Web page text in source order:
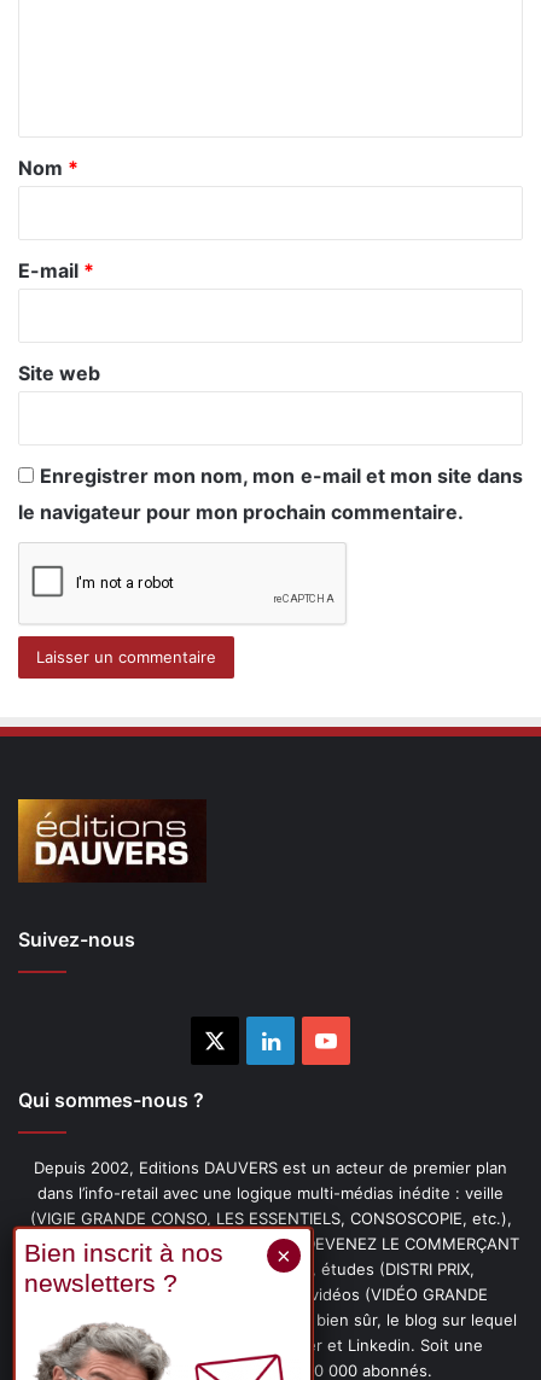
a
r
e
Nom *
E-mail *
Site web
Enregistrer mon nom, mon e-mail et mon site dans
le navigateur pour mon prochain commentaire.
Suivez-nous
LinkedinYouTube
Qui sommes-nous ?
Depuis 2002, Editions DAUVERS est un acteur de premier plan
dans l’info-retail avec une logique multi-médias inédite : veille
(VIGIE GRANDE CONSO, LES ESSENTIELS, CONSOSCOPIE, etc.),
livres (PENSER-CLIENT, IMAGE-PRIX, DEVENEZ LE COMMERÇANT
PRÉFÉRÉ DE VOS CLIENTS, etc.), études (DISTRI PRIX,
PROMOFLASH, DRIVE INSIGHTS), vidéos (VIDÉO GRANDE
CONSO), podcasts (CAFÉ CONSO) et, bien sûr, le blog sur lequel
vous êtes, ainsi que les fils Twitter et Linkedin. Soit une
communauté de plus de 150 000 abonnés.